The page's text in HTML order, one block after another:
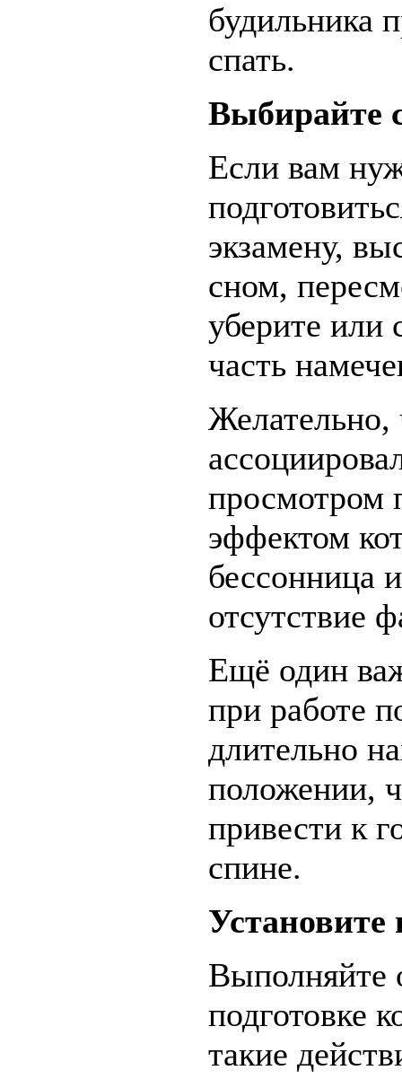
будильника
спать.
Выбирайте
Если вам
экзамену,
сном,
уберите или
часть
Желательно,
просмотром
эффектом
бессонница
отсутствие
Ещё один
при работе
длительно
положении,
привести к
спине.
Установите
Выполняйте
подготовке
такие